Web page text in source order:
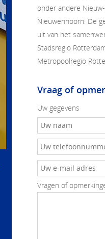
onder andere
Nieuwenhoorn. De
uit van het
Stadsregio
Metropoolregio
Vraag of
Uw gegevens
Vragen of